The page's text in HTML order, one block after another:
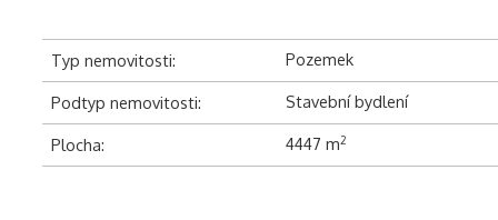
Typ nemovitosti: Pozemek
Podtyp nemovitosti: Stavební bydlení
Plocha: 4447 m2